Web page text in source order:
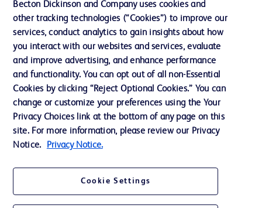
会社案内
お問い合わせ
Cookie Preferences
プライバシーポリシー
ご利用規約
Becton Dickinson and Company uses cookies and
other tracking technologies (“Cookies”) to improve our
services, conduct analytics to gain insights about how
you interact with our websites and services, evaluate
and improve advertising, and enhance performance
and functionality. You can opt out of all non-Essential
Cookies by clicking “Reject Optional Cookies.” You can
change or customize your preferences using the Your
Privacy Choices link at the bottom of any page on this
site. For more information, please review our Privacy
Notice.
Privacy Notice.
Cookie Settings